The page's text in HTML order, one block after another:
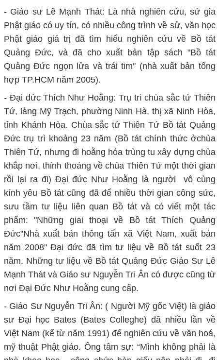
- Giáo sư Lê Mạnh Thát: Là nhà nghiên cứu, sử gia
Phật giáo có uy tín, có nhiều công trình về sử, văn học
Phật giáo giá trị đã tìm hiểu nghiên cứu về Bồ tát
Quảng Đức, và đã cho xuất bản tập sách "Bồ tát
Quảng Đức ngọn lửa và trái tim" (nhà xuất bản tổng
hợp TP.HCM năm 2005).
- Đại đức Thích Như Hoằng: Trụ trì chùa sắc tứ Thiên
Tứ, làng Mỹ Trạch, phường Ninh Hà, thị xã Ninh Hòa,
tỉnh Khánh Hòa. Chùa sắc tứ Thiên Tứ Bồ tát Quảng
Đức trụ trì khoảng 23 năm (Bồ tát chính thức ởchùa
Thiên Tứ, nhưng đi hoằng hóa trùng tu xây dựng chùa
khắp nơi, thỉnh thoảng về chùa Thiên Tứ một thời gian
rồi lại ra đi) Đại đức Như Hoằng là người vô cùng
kính yêu Bồ tát cũng đã để nhiều thời gian công sức,
sưu tầm tư liệu liên quan Bồ tát và có viết một tác
phẩm: "Những giai thoại về Bồ tát Thích Quảng
Đức"Nhà xuất bản thông tấn xã Việt Nam, xuất bản
năm 2008" Đại đức đã tìm tư liệu về Bồ tát suốt 23
năm. Những tư liệu về Bồ tát Quảng Đức Giáo Sư Lê
Mạnh Thát và Giáo sư Nguyễn Tri Ân có được cũng từ
nơi Đại Đức Như Hoằng cung cấp.
- Giáo Sư Nguyễn Tri Ân: ( Người Mỹ gốc Việt) là giáo
sư Đại học Bates (Bates Colleghe) đã nhiều lần về
Việt Nam (kể từ năm 1991) để nghiên cứu về văn hoá,
mỹ thuật Phật giáo. Ông tâm sự: “Mình không phải là